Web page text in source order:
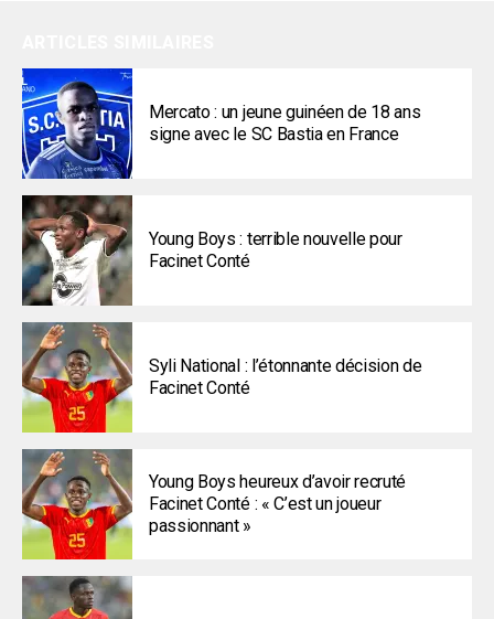
Mercato : un jeune guinéen de 18 ans
signe avec le SC Bastia en France
Young Boys : terrible nouvelle pour
Facinet Conté
Syli National : l’étonnante décision de
Facinet Conté
Young Boys heureux d’avoir recruté
Facinet Conté : « C’est un joueur
passionnant »